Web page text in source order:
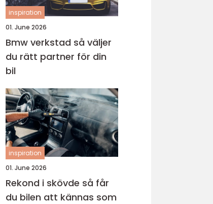
inspiration
01. June 2026
Bmw verkstad så väljer
du rätt partner för din
bil
inspiration
01. June 2026
Rekond i skövde så får
du bilen att kännas som